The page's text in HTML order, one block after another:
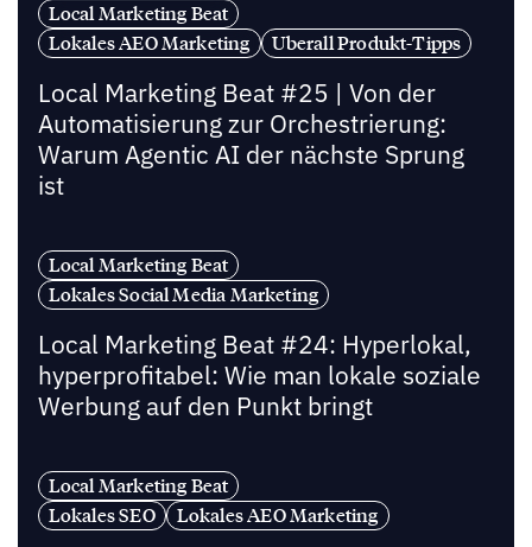
Local Marketing Beat
Lokales AEO Marketing
Uberall Produkt-Tipps
Local Marketing Beat #25 | Von der
Automatisierung zur Orchestrierung:
Warum Agentic AI der nächste Sprung
ist
Local Marketing Beat
Lokales Social Media Marketing
Local Marketing Beat #24: Hyperlokal,
hyperprofitabel: Wie man lokale soziale
Werbung auf den Punkt bringt
Local Marketing Beat
Lokales SEO
Lokales AEO Marketing